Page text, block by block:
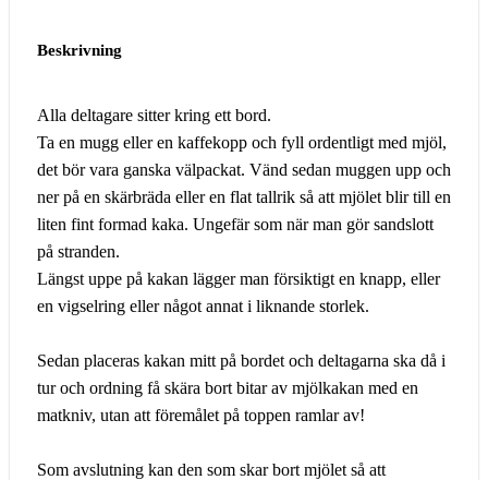
Beskrivning
Alla deltagare sitter kring ett bord.
Ta en mugg eller en kaffekopp och fyll ordentligt med mjöl,
det bör vara ganska välpackat. Vänd sedan muggen upp och
ner på en skärbräda eller en flat tallrik så att mjölet blir till en
liten fint formad kaka. Ungefär som när man gör sandslott
på stranden.
Längst uppe på kakan lägger man försiktigt en knapp, eller
en vigselring eller något annat i liknande storlek.
Sedan placeras kakan mitt på bordet och deltagarna ska då i
tur och ordning få skära bort bitar av mjölkakan med en
matkniv, utan att föremålet på toppen ramlar av!
Som avslutning kan den som skar bort mjölet så att